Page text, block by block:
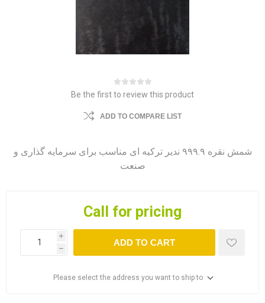
Be the first to review this product
ADD TO COMPARE LIST
شمش نقره ۹۹۹.۹ ندیر ترکیه ای مناسب برای سرمایه گذاری و
صنعت
Call for pricing
i
h
ADD TO CART
Please select the address you want to ship to